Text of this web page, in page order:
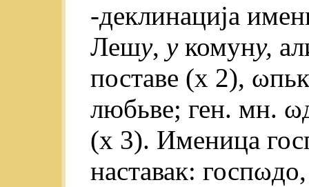
-деклинација
Лешу, укомуну,
поставе (х 2),
любьве; ген. мн.
(х 3). Именица
наставак: